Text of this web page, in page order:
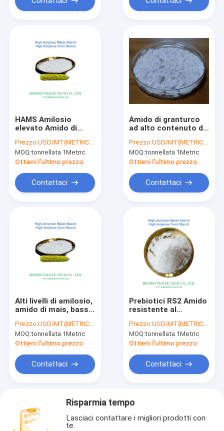
HAMS Amilosio
elevato Amido di
Prezzo:USD/MT(METRIC TON)
MOQ:tonnellata 1Metric
Ottieni l'ultimo prezzo
Contattaci
Amido di granturco
ad alto contenuto di
granturco a basso
contenuto di amido
di granturco non
Prezzo:USD/MT(METRIC TON)
MOQ:tonnellata 1Metric
Ottieni l'ultimo prezzo
Contattaci
Alti livelli di amilosio,
amido di mais, basso
Prezzo:USD/MT(METRIC TON)
MOQ:tonnellata 1Metric
Ottieni l'ultimo prezzo
Contattaci
Prebiotici RS2 Amido
resistente al
Prezzo:USD/MT(METRIC TON)
MOQ:tonnellata 1Metric
Ottieni l'ultimo prezzo
Contattaci
Risparmia tempo
Lasciaci contattare i migliori prodotti con
te.